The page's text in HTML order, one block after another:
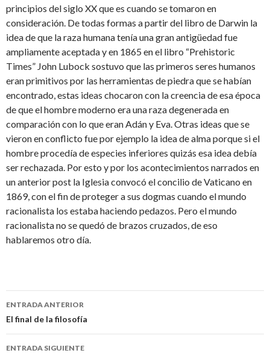
principios del siglo XX que es cuando se tomaron en
consideración. De todas formas a partir del libro de Darwin la
idea de que la raza humana tenía una gran antigüedad fue
ampliamente aceptada y en 1865 en el libro “Prehistoric
Times” John Lubock sostuvo que las primeros seres humanos
eran primitivos por las herramientas de piedra que se habían
encontrado, estas ideas chocaron con la creencia de esa época
de que el hombre moderno era una raza degenerada en
comparación con lo que eran Adán y Eva. Otras ideas que se
vieron en conflicto fue por ejemplo la idea de alma porque si el
hombre procedía de especies inferiores quizás esa idea debía
ser rechazada. Por esto y por los acontecimientos narrados en
un anterior post la Iglesia convocó el concilio de Vaticano en
1869, con el fin de proteger a sus dogmas cuando el mundo
racionalista los estaba haciendo pedazos. Pero el mundo
racionalista no se quedó de brazos cruzados, de eso
hablaremos otro día.
Navegación
de
entradas
ENTRADA ANTERIOR
El final de la filosofía
ENTRADA SIGUIENTE